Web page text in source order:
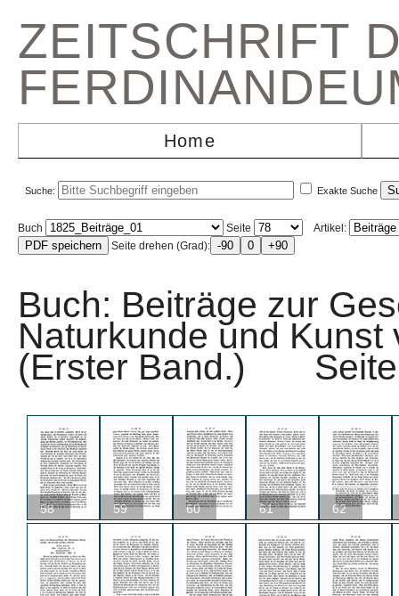
ZEITSCHRIFT
Home
Suche: Exakte Suche
Buch Seite
Artikel:
Seite drehen (Grad):
Buch: Beiträge zur
Naturkunde und Kunst
(Erster Band.)
58 59 60 61 62